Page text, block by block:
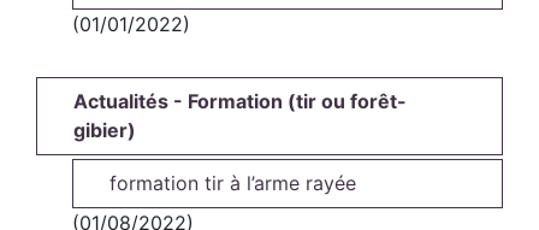
(01/01/2022)
Actualités - Formation (tir ou forêt-
gibier)
formation tir à l’arme rayée
(01/08/2022)